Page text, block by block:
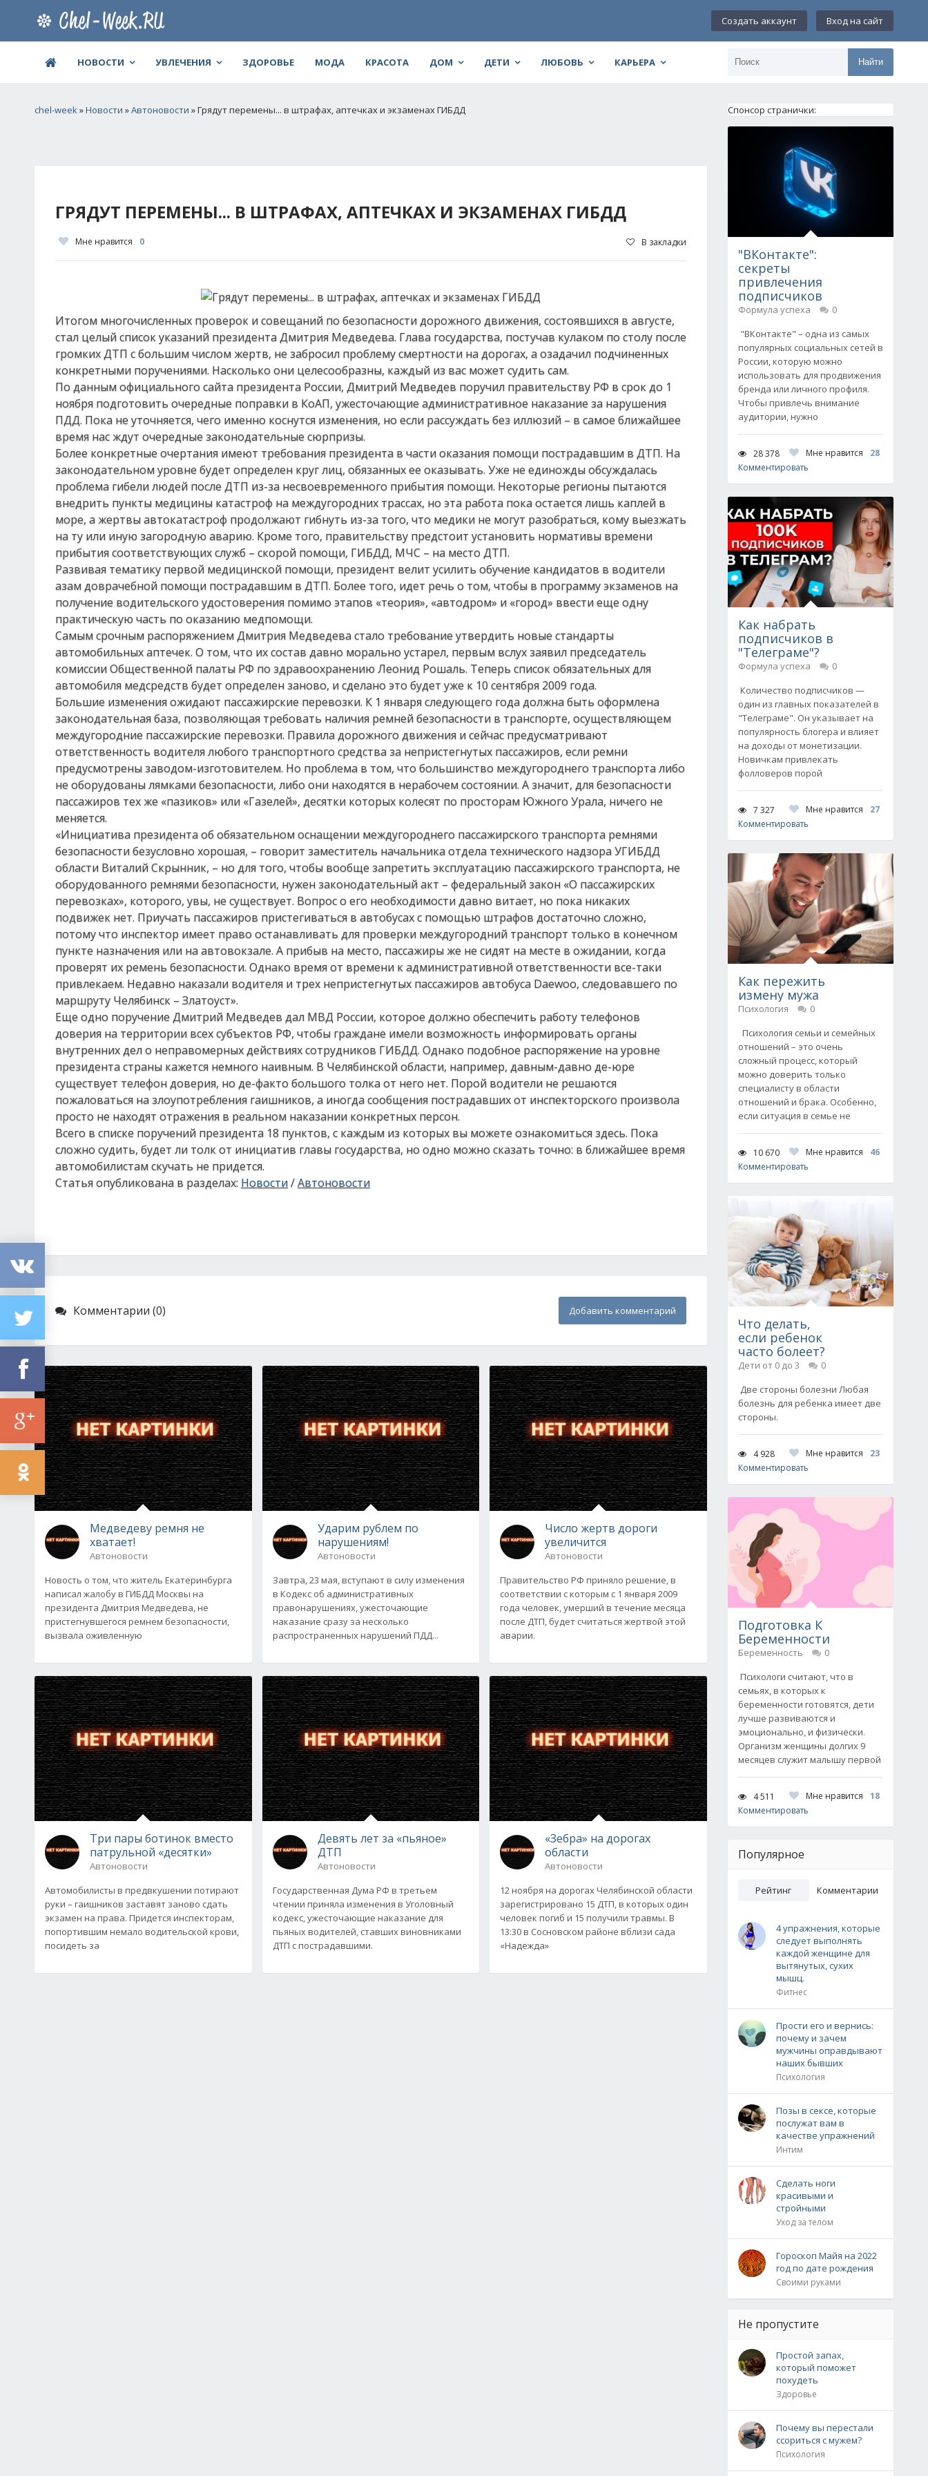
Создать аккаунт Вход на сайт
НОВОСТИ УВЛЕЧЕНИЯ ЗДОРОВЬЕ МОДА КРАСОТА ДОМ ДЕТИ ЛЮБОВЬ КАРЬЕРА Найти
chel-week»Новости »Автоновости » Грядут перемены... в штрафах, аптечках и экзаменах ГИБДД
ГРЯДУТ ПЕРЕМЕНЫ... В ШТРАФАХ, АПТЕЧКАХ И ЭКЗАМЕНАХ ГИБДД
Мне нравится 0 В закладки
Итогом многочисленных проверок и совещаний по безопасности дорожного движения, состоявшихся в августе,
стал целый список указаний президента Дмитрия Медведева. Глава государства, постучав кулаком по столу после
громких ДТП с большим числом жертв, не забросил проблему смертности на дорогах, а озадачил подчиненных
конкретными поручениями. Насколько они целесообразны, каждый из вас может судить сам.
По данным официального сайта президента России, Дмитрий Медведев поручил правительству РФ в срок до 1
ноября подготовить очередные поправки в КоАП, ужесточающие административное наказание за нарушения
ПДД. Пока не уточняется, чего именно коснутся изменения, но если рассуждать без иллюзий – в самое ближайшее
время нас ждут очередные законодательные сюрпризы.
Более конкретные очертания имеют требования президента в части оказания помощи пострадавшим в ДТП. На
законодательном уровне будет определен круг лиц, обязанных ее оказывать. Уже не единожды обсуждалась
проблема гибели людей после ДТП из-за несвоевременного прибытия помощи. Некоторые регионы пытаются
внедрить пункты медицины катастроф на междугородних трассах, но эта работа пока остается лишь каплей в
море, а жертвы автокатастроф продолжают гибнуть из-за того, что медики не могут разобраться, кому выезжать
на ту или иную загородную аварию. Кроме того, правительству предстоит установить нормативы времени
прибытия соответствующих служб – скорой помощи, ГИБДД, МЧС – на место ДТП.
Развивая тематику первой медицинской помощи, президент велит усилить обучение кандидатов в водители
азам доврачебной помощи пострадавшим в ДТП. Более того, идет речь о том, чтобы в программу экзаменов на
получение водительского удостоверения помимо этапов «теория», «автодром» и «город» ввести еще одну
практическую часть по оказанию медпомощи.
Самым срочным распоряжением Дмитрия Медведева стало требование утвердить новые стандарты
автомобильных аптечек. О том, что их состав давно морально устарел, первым вслух заявил председатель
комиссии Общественной палаты РФ по здравоохранению Леонид Рошаль. Теперь список обязательных для
автомобиля медсредств будет определен заново, и сделано это будет уже к 10 сентября 2009 года.
Большие изменения ожидают пассажирские перевозки. К 1 января следующего года должна быть оформлена
законодательная база, позволяющая требовать наличия ремней безопасности в транспорте, осуществляющем
междугородние пассажирские перевозки. Правила дорожного движения и сейчас предусматривают
ответственность водителя любого транспортного средства за непристегнутых пассажиров, если ремни
предусмотрены заводом-изготовителем. Но проблема в том, что большинство междугороднего транспорта либо
не оборудованы лямками безопасности, либо они находятся в нерабочем состоянии. А значит, для безопасности
пассажиров тех же «пазиков» или «Газелей», десятки которых колесят по просторам Южного Урала, ничего не
меняется.
«Инициатива президента об обязательном оснащении междугороднего пассажирского транспорта ремнями
безопасности безусловно хорошая, – говорит заместитель начальника отдела технического надзора УГИБДД
области Виталий Скрынник, – но для того, чтобы вообще запретить эксплуатацию пассажирского транспорта, не
оборудованного ремнями безопасности, нужен законодательный акт – федеральный закон «О пассажирских
перевозках», которого, увы, не существует. Вопрос о его необходимости давно витает, но пока никаких
подвижек нет. Приучать пассажиров пристегиваться в автобусах с помощью штрафов достаточно сложно,
потому что инспектор имеет право останавливать для проверки междугородний транспорт только в конечном
пункте назначения или на автовокзале. А прибыв на место, пассажиры же не сидят на месте в ожидании, когда
проверят их ремень безопасности. Однако время от времени к административной ответственности все-таки
привлекаем. Недавно наказали водителя и трех непристегнутых пассажиров автобуса Daewoo, следовавшего по
маршруту Челябинск – Златоуст».
Еще одно поручение Дмитрий Медведев дал МВД России, которое должно обеспечить работу телефонов
доверия на территории всех субъектов РФ, чтобы граждане имели возможность информировать органы
внутренних дел о неправомерных действиях сотрудников ГИБДД. Однако подобное распоряжение на уровне
президента страны кажется немного наивным. В Челябинской области, например, давным-давно де-юре
существует телефон доверия, но де-факто большого толка от него нет. Порой водители не решаются
пожаловаться на злоупотребления гаишников, а иногда сообщения пострадавших от инспекторского произвола
просто не находят отражения в реальном наказании конкретных персон.
Всего в списке поручений президента 18 пунктов, с каждым из которых вы можете ознакомиться здесь. Пока
сложно судить, будет ли толк от инициатив главы государства, но одно можно сказать точно: в ближайшее время
автомобилистам скучать не придется.
Статья опубликована в разделах: Новости/Автоновости
Комментарии (0) Добавить комментарий
Медведеву ремня не
хватает!
Автоновости
Новость о том, что житель Екатеринбурга
написал жалобу в ГИБДД Москвы на
президента Дмитрия Медведева, не
пристегнувшегося ремнем безопасности,
вызвала оживленную
Три пары ботинок вместо
патрульной «десятки»
Автоновости
Автомобилисты в предвкушении потирают
руки – гаишников заставят заново сдать
экзамен на права. Придется инспекторам,
попортившим немало водительской крови,
посидеть за
Ударим рублем по
нарушениям!
Автоновости
Завтра, 23 мая, вступают в силу изменения
в Кодекс об административных
правонарушениях, ужесточающие
наказание сразу за несколько
распространенных нарушений ПДД...
Девять лет за «пьяное»
ДТП
Автоновости
Государственная Дума РФ в третьем
чтении приняла изменения в Уголовный
кодекс, ужесточающие наказание для
пьяных водителей, ставших виновниками
ДТП с пострадавшими.
Число жертв дороги
увеличится
Автоновости
Правительство РФ приняло решение, в
соответствии с которым с 1 января 2009
года человек, умерший в течение месяца
после ДТП, будет считаться жертвой этой
аварии.
«Зебра» на дорогах
области
Автоновости
12 ноября на дорогах Челябинской области
зарегистрировано 15 ДТП, в которых один
человек погиб и 15 получили травмы. В
13:30 в Сосновском районе вблизи сада
«Надежда»
Спонсор странички:
"ВКонтакте":
секреты
привлечения
подписчиков
Формула успеха
0
"ВКонтакте" – одна из самых
популярных социальных сетей в
России, которую можно
использовать для продвижения
бренда или личного профиля.
Чтобы привлечь внимание
аудитории, нужно
28 378 Мне нравится
28
Комментировать
Как набрать
подписчиков в
"Телеграме"?
Формула успеха
0
Количество подписчиков —
один из главных показателей в
"Телеграме". Он указывает на
популярность блогера и влияет
на доходы от монетизации.
Новичкам привлекать
фолловеров порой
7 327 Мне нравится
27
Комментировать
Как пережить
измену мужа
Психология
0
Психология семьи и семейных
отношений – это очень
сложный процесс, который
можно доверить только
специалисту в области
отношений и брака. Особенно,
если ситуация в семье не
10 670 Мне нравится
46
Комментировать
Что делать,
если ребенок
часто болеет?
Дети от 0 до 3
0
Две стороны болезни Любая
болезнь для ребенка имеет две
стороны.
4 928 Мне нравится
23
Комментировать
Подготовка К
Беременности
Беременность
0
Психологи считают, что в
семьях, в которых к
беременности готовятся, дети
лучше развиваются и
эмоционально, и физически.
Организм женщины долгих 9
месяцев служит малышу первой
4 511 Мне нравится
18
Комментировать
Популярное
Рейтинг Комментарии
4 упражнения, которые
следует выполнять
каждой женщине для
вытянутых, сухих
мышц.
Фитнес
Прости его и вернись:
почему и зачем
мужчины оправдывают
наших бывших
Психология
Позы в сексе, которые
послужат вам в
качестве упражнений
Интим
Сделать ноги
красивыми и
стройными
Уход за телом
Гороскоп Майя на 2022
год по дате рождения
Своими руками
Не пропустите
Простой запах,
который поможет
похудеть
Здоровье
Почему вы перестали
ссориться с мужем?
Психология